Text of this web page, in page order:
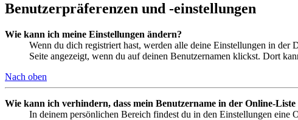
Benutzerpräferenzen und -einstellungen
Wie kann ich meine Einstellungen ändern?
Wenn du dich registriert hast, werden alle deine Einstellungen in der
Seite angezeigt, wenn du auf deinen Benutzernamen klickst. Dort
Nach oben
Wie kann ich verhindern, dass mein Benutzername in der Online-
In deinem persönlichen Bereich findest du in den Einstellungen eine